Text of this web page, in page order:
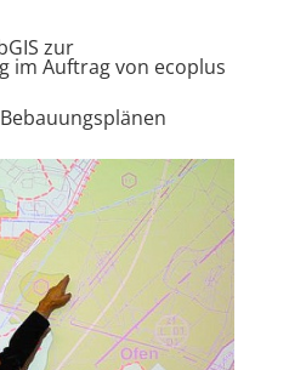
zur
im Auftrag von ecoplus